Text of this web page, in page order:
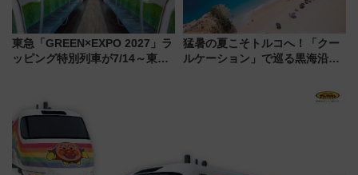
東急「GREEN×EXPO 2027」ラ
ッピング特別列車が7/14～東
猛暑の夏こそトルコへ！「クー
ルケーション」で巡る黒海沿岸
連検索数が前年比237％増、ナ
ショジオも認める『2026年に訪